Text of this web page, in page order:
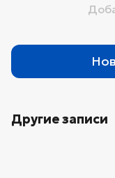
Другие записи